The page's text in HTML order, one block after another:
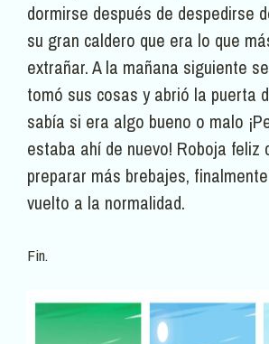
dormirse después de despedirse
su gran caldero que era lo que
extrañar. A la mañana siguiente
tomó sus cosas y abrió la puerta
sabía si era algo bueno o malo
estaba ahí de nuevo! Roboja feliz
preparar más brebajes,
vuelto a la normalidad.
Fin.